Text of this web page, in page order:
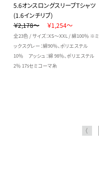
5.6オンスロングスリーブTシャツ
(1.6インチリブ)
￥2,178～
￥1,254～
全23色 / サイズ：XS～XXL / 綿100％ ※ミ
ックスグレー：綿90％、ポリエステル
10％ アッシュ：綿 98％、ポリエステル
2％ 17sセミコーマ糸
⟨